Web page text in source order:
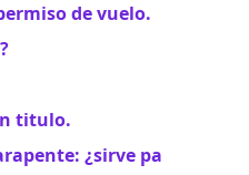
de vuelo.
titulo.
¿sirve pa